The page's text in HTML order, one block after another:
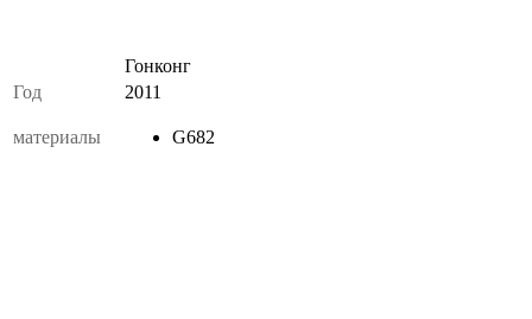
Гонконг
Год
2011
материалы G682